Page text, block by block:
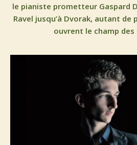
le pianiste prometteur Gaspard
Ravel jusqu’à Dvorak, autant de
ouvrent le champ